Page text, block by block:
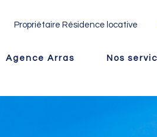
Propriétaire Résidence locative
Agence Arras Nos